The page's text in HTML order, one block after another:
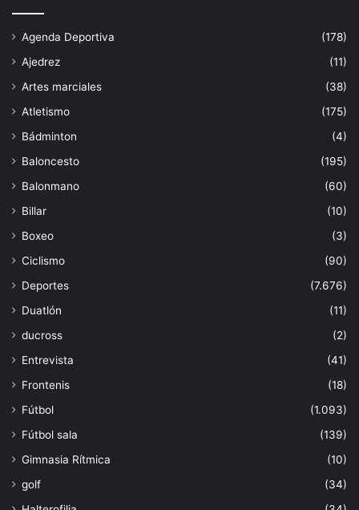
Agenda Deportiva
(178)
Ajedrez
(11)
Artes marciales
(38)
Atletismo
(175)
Bádminton
(4)
Baloncesto
(195)
Balonmano
(60)
Billar
(10)
Boxeo
(3)
Ciclismo
(90)
Deportes
(7.676)
Duatlón
(11)
ducross
(2)
Entrevista
(41)
Frontenis
(18)
Fútbol
(1.093)
Fútbol sala
(139)
Gimnasia Rítmica
(10)
golf
(34)